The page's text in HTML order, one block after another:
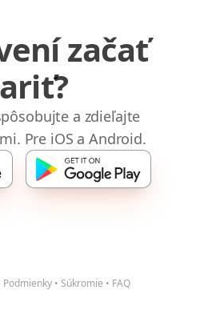
začať
a zdieľajte
Pre iOS a Android.
Podmienky • Súkromie • FAQ